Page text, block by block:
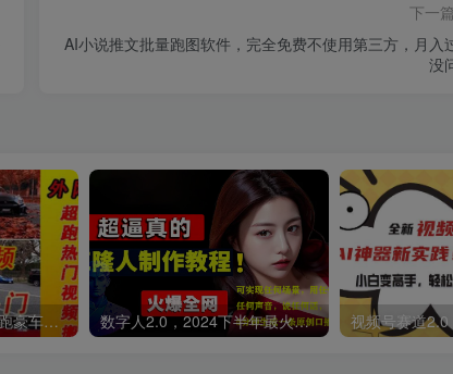
下一
AI小说推文批量跑图软件，完全免费不使用第三方，月入
没
外面收费398元外网超跑豪车汽车视频搬运至快手抖音上热门项目 数字人2.0，2024下半年最火项目，无限免费生成视频，可实现任何场景，用任何形象，任何声音，说任何话，5分钟生成一条原创口播视频。